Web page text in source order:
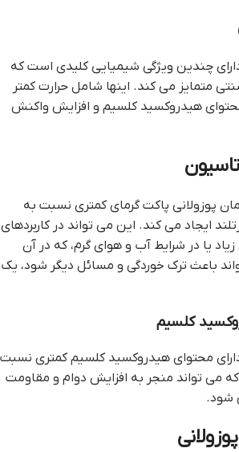
چندین ویژگی شیمیایی کلیدی است که
متمایز می کند. اینها شامل حرارت کمتر
هیدروکسید کلسیم و افزایش واکنش
پوزولانی پاکت گرمای کمتری نسبت به
ایجاد می کند. این می تواند در کاربردهای
یا در شرایط آب و هوای گرم، که در آن
باعث ترک خوردگی و مسائل دیگر شود، یک
کلسیم
محتوای هیدروکسید کلسیم کمتری نسبت
می تواند منجر به افزایش دوام و مقاومت
شود.